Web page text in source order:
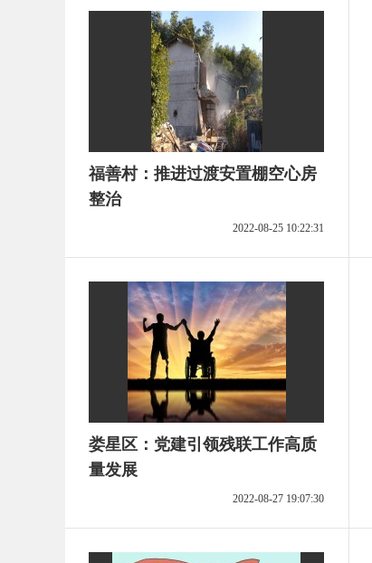
福善村：推进过渡安置棚空心房
整治
2022-08-25 10:22:31
娄星区：党建引领残联工作高质
量发展
2022-08-27 19:07:30